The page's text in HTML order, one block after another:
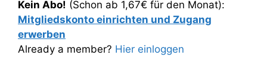
Kein Abo! (Schon ab 1,67€ für den Monat):
Mitgliedskonto einrichten und Zugang
erwerben
Already a member? Hier einloggen